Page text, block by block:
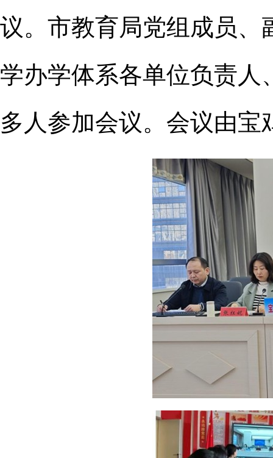
议。市教育局党组成员、
学办学体系各单位负责人
多人参加会议。会议由